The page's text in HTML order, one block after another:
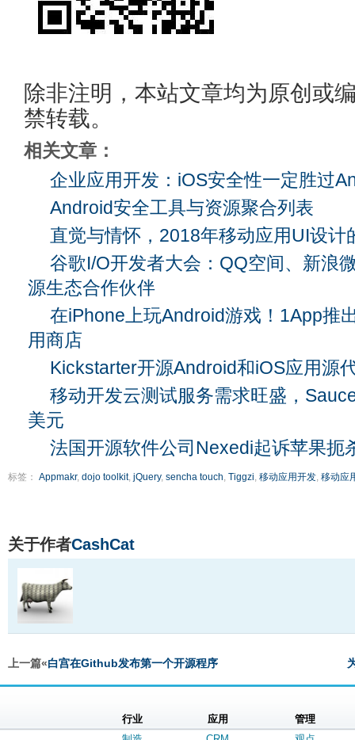
除非注明，本站文章均为原创或
禁转载。
相关文章：
企业应用开发：iOS安全性一定胜过
Android安全工具与资源聚合列表
直觉与情怀，2018年移动应用UI设计
谷歌I/O开发者大会：QQ空间、新浪
源生态合作伙伴
在iPhone上玩Android游戏！1App推
用商店
Kickstarter开源Android和iOS应用源
移动开发云测试服务需求旺盛，
美元
法国开源软件公司Nexedi起诉苹果扼
标签： Appmakr, dojo toolkit, jQuery, sencha touch, Tiggzi, 移动应用开发, 移动应
关于作者CashCat
上一篇«白宫在Github发布第一个开源程序
行业
应用
管理